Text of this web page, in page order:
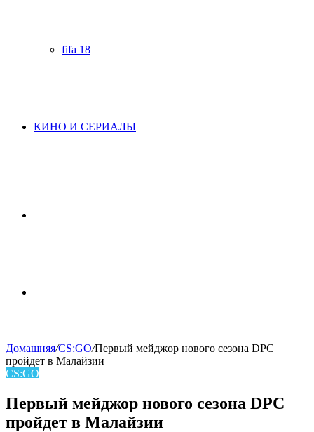
fifa 18
КИНО И СЕРИАЛЫ
skin
Домашняя/CS:GO/Первый мейджор нового сезона DPC
пройдет в Малайзии
CS:GO
Первый мейджор нового сезона DPC
пройдет в Малайзии